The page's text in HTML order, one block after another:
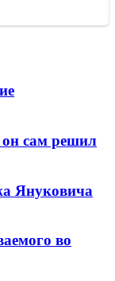
он сам решил
Януковича
во